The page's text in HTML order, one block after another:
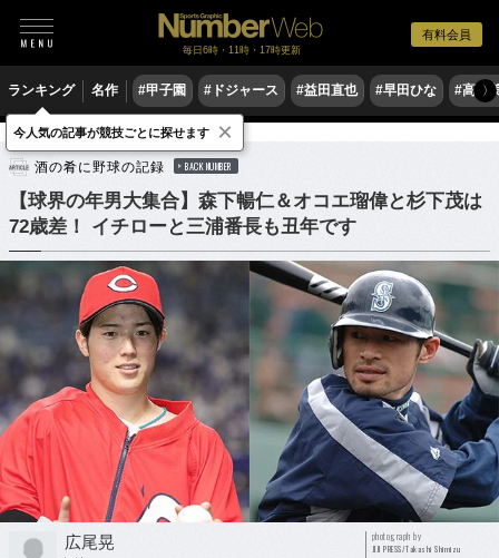
有料会員
毎日6時・11時・17時更新
ランキング 名作 #甲子園 #ドジャース #益田直也 #早田ひな #高木
〉
野球 プロ野球
酒の肴に野球の記録 BACK NUMBER
【球界の年男大集合】森下暢仁＆オコエ瑠偉と杉下茂は
72歳差！ イチローと三浦番長も丑年です
広尾晃 photograph by
JIJI PRESS/Takashi Shimizu
今人気の記事が競技ごとに探せます ×